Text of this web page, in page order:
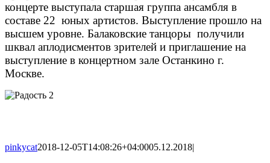
концерте выступала старшая группа ансамбля в
составе 22 юных артистов. Выступление прошло на
высшем уровне. Балаковские танцоры получили
шквал аплодисментов зрителей и приглашение на
выступление в концертном зале Останкино г.
Москве.
pinkycat2018-12-05T14:08:26+04:0005.12.2018|